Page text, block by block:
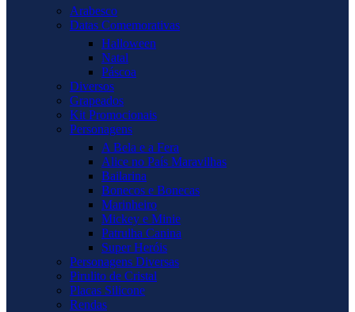
Arabesco
Datas Comemorativas
Halloween
Natal
Páscoa
Diversos
Grapeados
Kit Promocionais
Personagens
A Bela e a Fera
Alice no País Maravilhas
Bailarina
Bonecos e Bonecas
Marinheiro
Mickey e Minie
Patrulha Canina
Super Heróis
Personagens Diversas
Pirulito de Cristal
Placas Silicone
Rendas